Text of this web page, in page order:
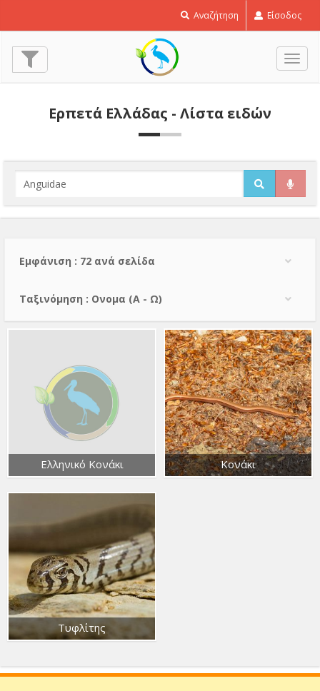
Αναζήτηση Είσοδος
Ερπετά Ελλάδας - Λίστα ειδών
Εμφάνιση : 72 ανά σελίδα
Тαξινόμηση : Ονομα (A - Ω)
Ελληνικό Κονάκι Κονάκι
Τυφλίτης